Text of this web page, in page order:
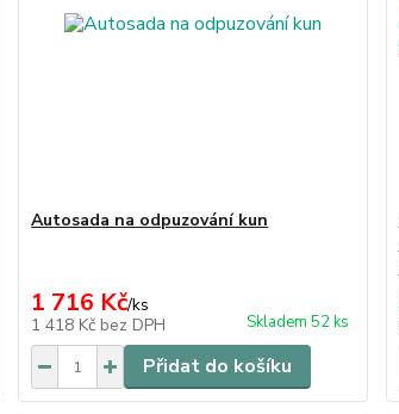
Autosada na odpuzování kun
1 716 Kč/ks
1 418 Kč bez DPH Skladem 52 ks
Přidat do košíku